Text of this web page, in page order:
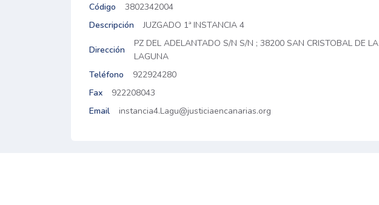
Código
3802342004
Descripción
JUZGADO 1ª INSTANCIA 4
Dirección
PZ DEL ADELANTADO S/N S/N ; 38200 SAN CRISTOBAL DE LA
LAGUNA
Teléfono
922924280
Fax
922208043
Email
instancia4.Lagu@justiciaencanarias.org